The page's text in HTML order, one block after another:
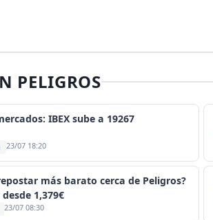
PELIGROS
IBEX sube a 19267
23/07 18:20
más barato cerca de Peligros?
1,379€
23/07 08:30